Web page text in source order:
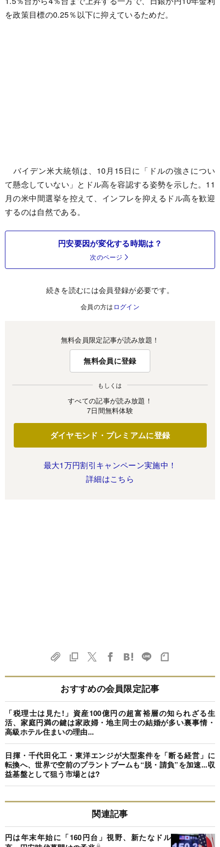
を政策目標の0.25％以下に抑えているためだ。
バイデン米大統領は、10月15日に「ドルの強さについ
て懸念していない」とドル高を容認する姿勢を示した。11
月の米中間選挙を控えて、インフレを抑えるドル高を歓迎
するのは自然である。
円安要因が変化する時期は？
次のページ
続きを読むには会員登録が必要です。
会員の方は ログイン
無料会員限定記事が読み放題！
無料会員に登録
もしくは
すべての記事が読み放題！
7日間無料体験
ダイヤモンド・プレミアムに登録
最大1万円割引キャンペーン実施中！
詳細はこちら
おすすめの会員限定記事
「税理士は見た!」資産100億円の超富裕層の知られざる生
活、家庭円満の鍵は家政婦・地主同士の結婚が多い裏事情・
高級ホテル住まいの理由...
日揮・千代田化工・東洋エンジが大型案件を「断る経営」に
転換へ、世界で空前のプラントブームも“脱・請負”を加速...収
益基盤として狙う市場とは?
関連記事
円は年末年始に「160円台」視野、新たなドル